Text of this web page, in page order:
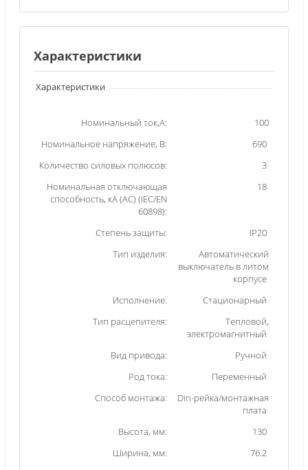
Характеристики
Характеристики
Номинальный ток,А:
100
Номинальное напряжение, В:
690
Количество силовых полюсов:
3
Номинальная отключающая
способность, кA (AC) (IEC/EN
60898):
18
Степень защиты:
IP20
Тип изделия:
Автоматический
выключатель в литом
корпусе
Исполнение:
Стационарный
Тип расцепителя:
Тепловой,
электромагнитный
Вид привода:
Ручной
Род тока:
Переменный
Способ монтажа:
Din-рейка/монтажная
плата
Высота, мм:
130
Ширина, мм:
76.2